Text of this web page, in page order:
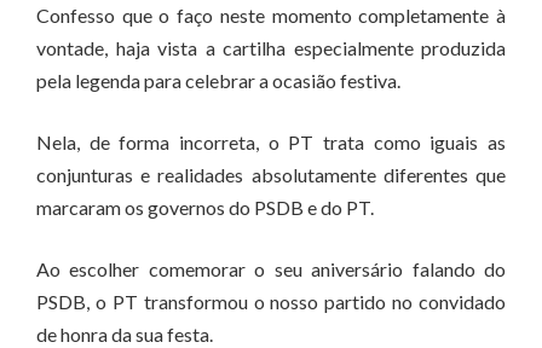
Confesso que o faço neste momento completamente à
vontade, haja vista a cartilha especialmente produzida
pela legenda para celebrar a ocasião festiva.
Nela, de forma incorreta, o PT trata como iguais as
conjunturas e realidades absolutamente diferentes que
marcaram os governos do PSDB e do PT.
Ao escolher comemorar o seu aniversário falando do
PSDB, o PT transformou o nosso partido no convidado
de honra da sua festa.